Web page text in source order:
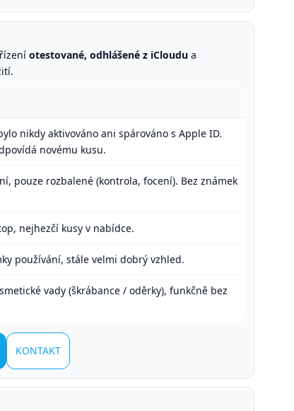
otestované, odhlášené z iCloudua
nikdy aktivováno ani spárováno s Apple ID.
novému kusu.
pouze rozbalené (kontrola, focení). Bez známek
nejhezčí kusy v nabídce.
používání, stále velmi dobrý vzhled.
vady (škrábance / oděrky), funkčně bez
KONTAKT